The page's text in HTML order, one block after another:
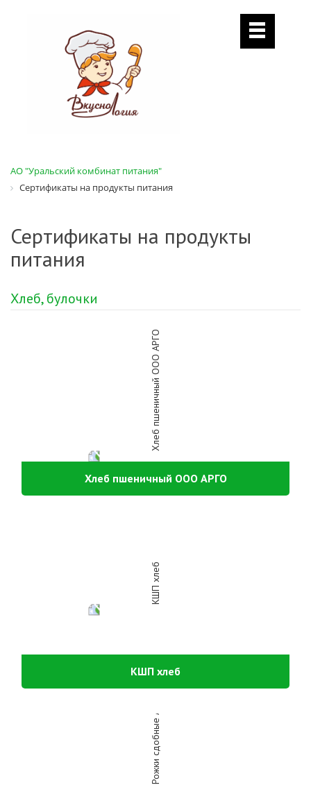
АО "Уральский комбинат питания"
Сертификаты на продукты питания
Сертификаты на продукты
питания
Хлеб, булочки
Хлеб пшеничный ООО АРГО
КШП хлеб